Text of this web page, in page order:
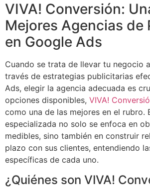
VIVA! Conversión:
Mejores Agencias de
en Google Ads
Cuando se trata de llevar tu negocio
través de estrategias publicitarias
Ads, elegir la agencia adecuada es
opciones disponibles, VIVA!
como una de las mejores en el rubro.
especializada no solo se enfoca en
medibles, sino también en construir
plazo con sus clientes, entendiendo
específicas de cada uno.
¿Quiénes son VIVA!